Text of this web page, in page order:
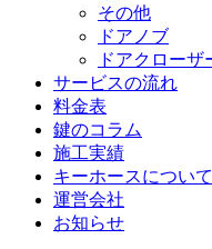
その他
ドアノブ
ドアクローザ
サービスの流れ
料金表
鍵のコラム
施工実績
キーホースについて
運営会社
お知らせ